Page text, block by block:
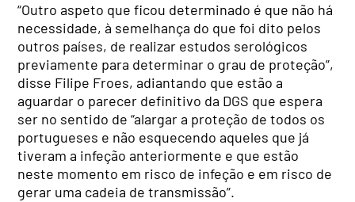
“Outro aspeto que ficou determinado é que não há
necessidade, à semelhança do que foi dito pelos
outros países, de realizar estudos serológicos
previamente para determinar o grau de proteção”,
disse Filipe Froes, adiantando que estão a
aguardar o parecer definitivo da DGS que espera
ser no sentido de “alargar a proteção de todos os
portugueses e não esquecendo aqueles que já
tiveram a infeção anteriormente e que estão
neste momento em risco de infeção e em risco de
gerar uma cadeia de transmissão”.